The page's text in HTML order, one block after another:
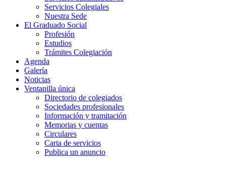
Servicios Colegiales
Nuestra Sede
El Graduado Social
Profesión
Estudios
Trámites Colegiación
Agenda
Galería
Noticias
Ventanilla única
Directorio de colegiados
Sociedades profesionales
Información y tramitación
Memorias y cuentas
Circulares
Carta de servicios
Publica un anuncio